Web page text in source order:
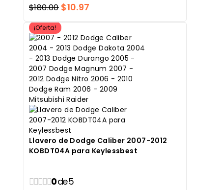
$180.00 El
precio
original
era:
$180.00.
$10.97
precio
actual
es:
$10.97.
¡Oferta!
Llavero de Dodge Caliber 2007-2012
KOBDT04A para Keylessbest
0de 5